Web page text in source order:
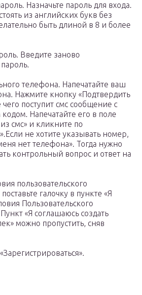
Назначьте пароль для входа.
из английских букв без
быть длиной в 8 и более
Введите заново
телефона. Напечатайте ваш
Нажмите кнопку «Подтвердить
поступит смс сообщение с
Напечатайте его в поле
смс» и кликните по
не хотите указывать номер,
нет телефона». Тогда нужно
контрольный вопрос и ответ на
пользовательского
галочку в пункте «Я
Пользовательского
«Я соглашаюсь создать
можно пропустить, сняв